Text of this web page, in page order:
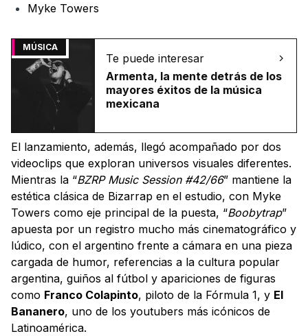
Myke Towers
MÚSICA
Te puede interesar
Armenta, la mente detrás de los
mayores éxitos de la música
mexicana
El lanzamiento, además, llegó acompañado por dos
videoclips que exploran universos visuales diferentes.
Mientras la “BZRP Music Session #42/66” mantiene la
estética clásica de Bizarrap en el estudio, con Myke
Towers como eje principal de la puesta, “Boobytrap”
apuesta por un registro mucho más cinematográfico y
lúdico, con el argentino frente a cámara en una pieza
cargada de humor, referencias a la cultura popular
argentina, guiños al fútbol y apariciones de figuras
como Franco Colapinto, piloto de la Fórmula 1, y El
Bananero, uno de los youtubers más icónicos de
Latinoamérica.